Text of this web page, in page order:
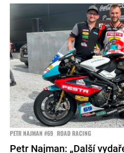
PETR NAJMAN #69 ROAD RACING
Petr Najman: „Další